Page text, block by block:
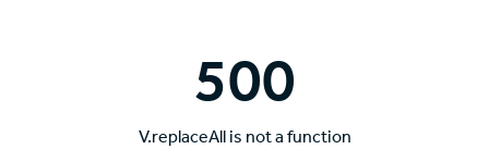
500
V.replaceAll is not a function